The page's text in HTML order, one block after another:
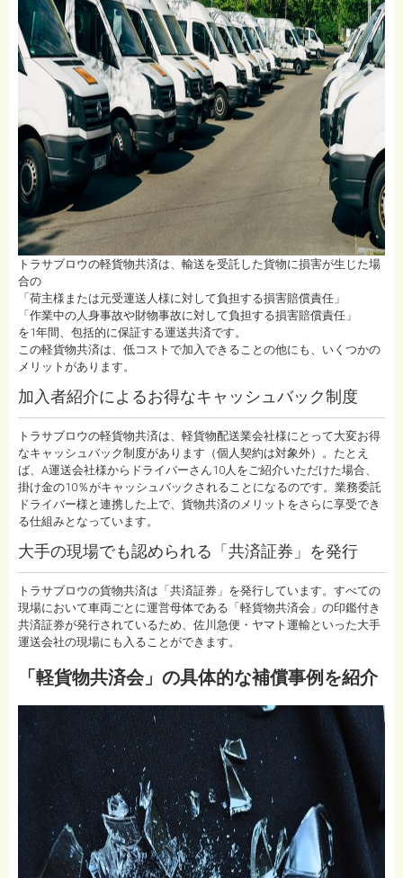
トラサブロウの軽貨物共済は、輸送を受託した貨物に損害が生じた場
合の
「荷主様または元受運送人様に対して負担する損害賠償責任」
「作業中の人身事故や財物事故に対して負担する損害賠償責任」
を1年間、包括的に保証する運送共済です。
この軽貨物共済は、低コストで加入できることの他にも、いくつかの
メリットがあります。
加入者紹介によるお得なキャッシュバック制度
トラサブロウの軽貨物共済は、軽貨物配送業会社様にとって大変お得
なキャッシュバック制度があります（個人契約は対象外）。たとえ
ば、A運送会社様からドライバーさん10人をご紹介いただけた場合、
掛け金の10％がキャッシュバックされることになるのです。業務委託
ドライバー様と連携した上で、貨物共済のメリットをさらに享受でき
る仕組みとなっています。
大手の現場でも認められる「共済証券」を発行
トラサブロウの貨物共済は「共済証券」を発行しています。すべての
現場において車両ごとに運営母体である「軽貨物共済会」の印鑑付き
共済証券が発行されているため、佐川急便・ヤマト運輸といった大手
運送会社の現場にも入ることができます。
「軽貨物共済会」の具体的な補償事例を紹介